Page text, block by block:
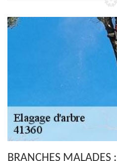
BRANCHES MALADES